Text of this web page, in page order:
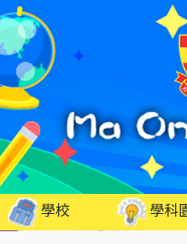
學校 學科